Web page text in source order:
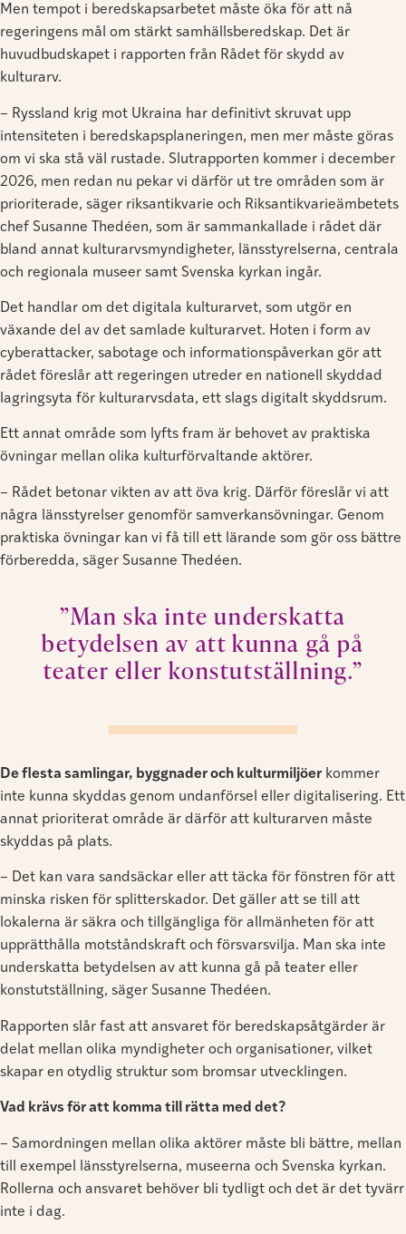
Men tempot i beredskapsarbetet måste öka för att nå
regeringens mål om stärkt samhällsberedskap. Det är
huvudbudskapet i rapporten från Rådet för skydd av
kulturarv.
– Ryssland krig mot Ukraina har definitivt skruvat upp
intensiteten i beredskapsplaneringen, men mer måste göras
om vi ska stå väl rustade. Slutrapporten kommer i december
2026, men redan nu pekar vi därför ut tre områden som är
prioriterade, säger riksantikvarie och Riksantikvarieämbetets
chef Susanne Thedéen, som är sammankallade i rådet där
bland annat kulturarvsmyndigheter, länsstyrelserna, centrala
och regionala museer samt Svenska kyrkan ingår.
Det handlar om det digitala kulturarvet, som utgör en
växande del av det samlade kulturarvet. Hoten i form av
cyberattacker, sabotage och informationspåverkan gör att
rådet föreslår att regeringen utreder en nationell skyddad
lagringsyta för kulturarvsdata, ett slags digitalt skyddsrum.
Ett annat område som lyfts fram är behovet av praktiska
övningar mellan olika kulturförvaltande aktörer.
– Rådet betonar vikten av att öva krig. Därför föreslår vi att
några länsstyrelser genomför samverkansövningar. Genom
praktiska övningar kan vi få till ett lärande som gör oss bättre
förberedda, säger Susanne Thedéen.
”Man ska inte underskatta
betydelsen av att kunna gå på
teater eller konstutställning.”
De flesta samlingar, byggnader och kulturmiljöer kommer
inte kunna skyddas genom undanförsel eller digitalisering. Ett
annat prioriterat område är därför att kulturarven måste
skyddas på plats.
– Det kan vara sandsäckar eller att täcka för fönstren för att
minska risken för splitterskador. Det gäller att se till att
lokalerna är säkra och tillgängliga för allmänheten för att
upprätthålla motståndskraft och försvarsvilja. Man ska inte
underskatta betydelsen av att kunna gå på teater eller
konstutställning, säger Susanne Thedéen.
Rapporten slår fast att ansvaret för beredskapsåtgärder är
delat mellan olika myndigheter och organisationer, vilket
skapar en otydlig struktur som bromsar utvecklingen.
Vad krävs för att komma till rätta med det?
– Samordningen mellan olika aktörer måste bli bättre, mellan
till exempel länsstyrelserna, museerna och Svenska kyrkan.
Rollerna och ansvaret behöver bli tydligt och det är det tyvärr
inte i dag.